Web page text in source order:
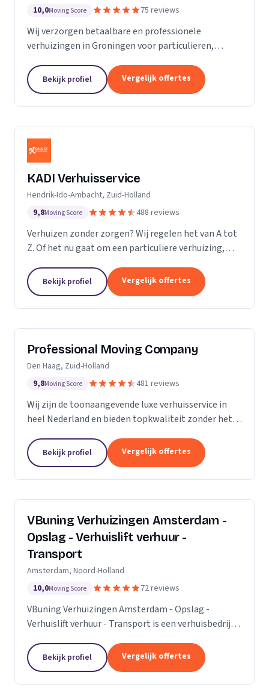
10,0Moving Score 75 reviews
Wij verzorgen betaalbare en professionele
verhuizingen in Groningen voor particulieren,
Bekijk profiel Vergelijk offertes
KADI Verhuisservice
Hendrik-Ido-Ambacht, Zuid-Holland
9,8Moving Score 488 reviews
Verhuizen zonder zorgen? Wij regelen het van A tot
Z. Of het nu gaat om een particuliere verhuizing,
snel, zorgvuldig en betrouwbaar. Van inpakken en
monteren tot transport en tijdelijke opslag — u
kunt op ons rekenen. Met onze professionele
Bekijk profiel Vergelijk offertes
Professional Moving Company
Den Haag, Zuid-Holland
9,8Moving Score 481 reviews
Wij zijn de toonaangevende luxe verhuisservice in
heel Nederland en bieden topkwaliteit zonder het
verhuisproces te transformeren in een naadloze en...
Bekijk profiel Vergelijk offertes
VBuning Verhuizingen Amsterdam -
Opslag - Verhuislift verhuur -
Transport
Amsterdam, Noord-Holland
10,0Moving Score 72 reviews
VBuning Verhuizingen Amsterdam - Opslag -
Verhuislift verhuur - Transport is een verhuisbedrijf
Bekijk profiel Vergelijk offertes